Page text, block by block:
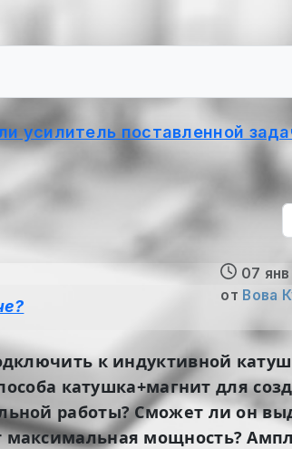
усилитель поставленной
07 янв
от Вова
к индуктивной
катушка+магнит для
работы? Сможет ли он
мощность?